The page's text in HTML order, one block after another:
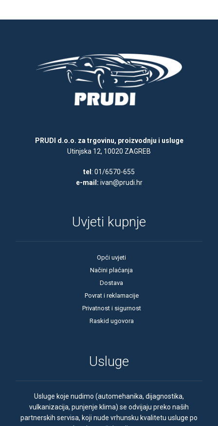
PRUDI d.o.o. za trgovinu, proizvodnju i usluge
Utinjska 12, 10020 ZAGREB
tel : 01/6570-655
e-mail: ivan@prudi.hr
Uvjeti kupnje
Opći uvjeti
Načini plaćanja
Dostava
Povrat i reklamacije
Privatnost i sigurnost
Raskid ugovora
Usluge
Usluge koje nudimo (automehanika, dijagnostika,
vulkanizacija, punjenje klima) se odvijaju preko naših
partnerskih servisa, koji nude vrhunsku kvalitetu usluge po